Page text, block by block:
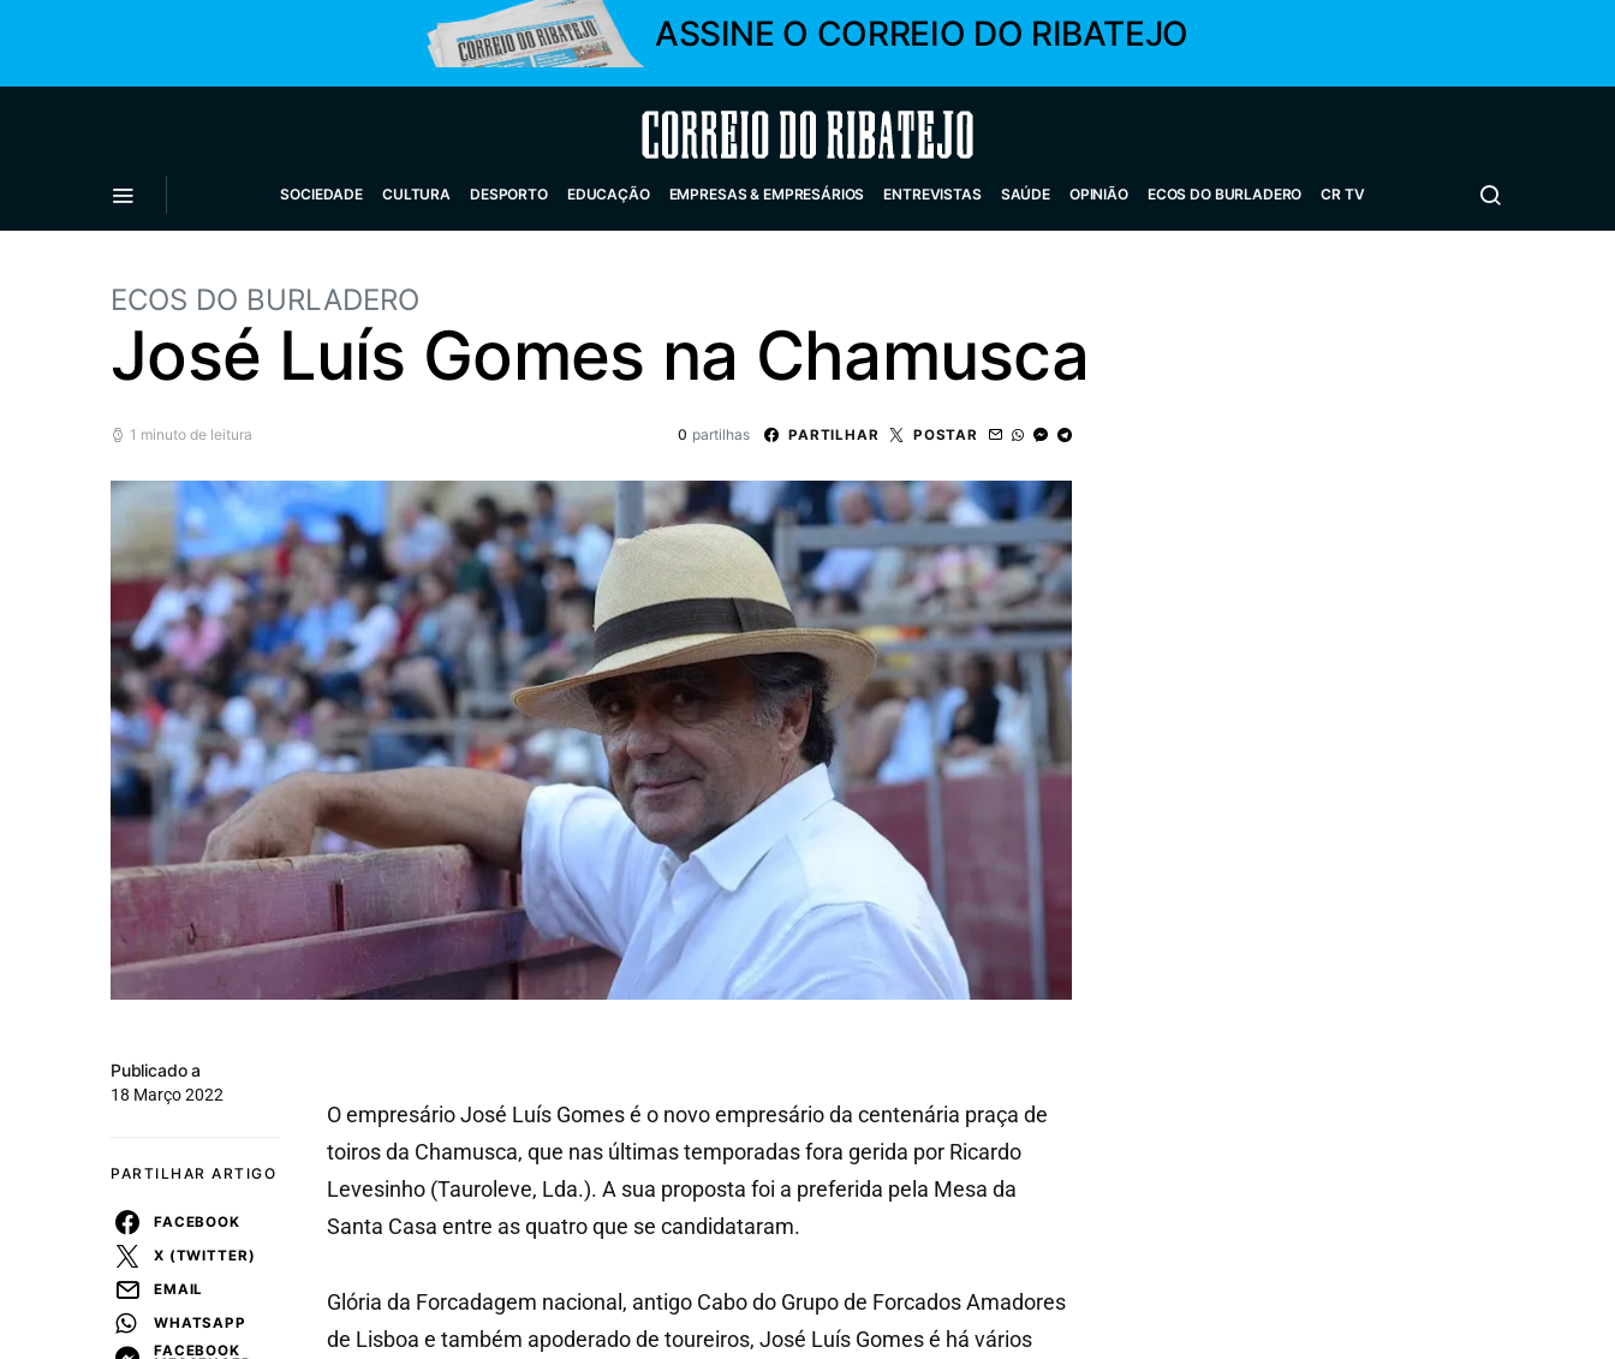
ASSINE O CORREIO DO RIBATEJO
Correio do Ribatejo
SOCIEDADE CULTURA DESPORTO EDUCAÇÃO EMPRESAS & EMPRESÁRIOS ENTREVISTAS SAÚDE OPINIÃO ECOS DO BURLADERO CR TV
ECOS DO BURLADERO
José Luís Gomes na Chamusca
1 minuto de leitura 0 partilhas PARTILHAR POSTAR
Publicado a
18 Março 2022
PARTILHAR ARTIGO
FACEBOOK
X (TWITTER)
EMAIL
WHATSAPP
FACEBOOK
O empresário José Luís Gomes é o novo empresário da centenária praça de
toiros da Chamusca, que nas últimas temporadas fora gerida por Ricardo
Levesinho (Tauroleve, Lda.). A sua proposta foi a preferida pela Mesa da
Santa Casa entre as quatro que se candidataram.
Glória da Forcadagem nacional, antigo Cabo do Grupo de Forcados Amadores
de Lisboa e também apoderado de toureiros, José Luís Gomes é há vários